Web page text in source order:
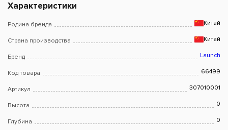
Характеристики
Родина бренда Китай
Страна производства Китай
Бренд Launch
Код товара 66499
Артикул 307010001
Высота 0
Глубина 0